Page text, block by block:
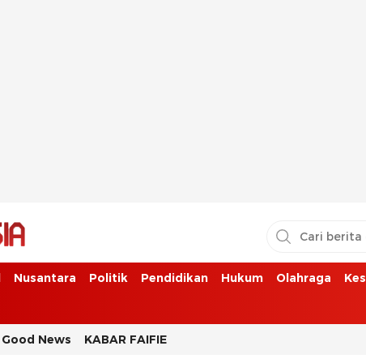
Nusantara Politik Pendidikan Hukum Olahraga
Good News KABAR FAIFIE